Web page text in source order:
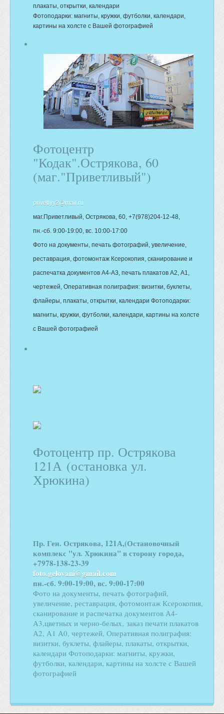
плакаты, открытки, календари
Фотоподарки: магниты, кружки, футболки, календари,
картины на холсте с Вашей фотографией
Фотоцентр
"Кодак".Острякова, 60
(маг."Приветливый")
privetlyy2@mail.ru
маг.Приветливый, Острякова, 60, +7(978)204-12-48,
пн.-сб. 9:00-19:00, вс. 10:00-17:00
Фото на документы, печать фотографий, увеличение,
реставрация, фотомонтаж Ксерокопия, сканирование и
распечатка документов А4-А3, печать плакатов А2, А1,
чертежей, Оперативная полиграфия: визитки, буклеты,
флайеры, плакаты, открытки, календари Фотоподарки:
магниты, кружки, футболки, календари, картины на холсте
с Вашей фотографией
Фотоцентр пр. Острякова
121А (остановка ул.
Хрюкина)
Пр. Ген. Острякова, 121А,(Остановочный
комплекс "ул. Хрюкина" в сторону города,
+7978-138-23-39
foto.gelovani@gmail.com
пн.-сб. 9:00-19:00, вс. 9:00-17:00
Фото на документы, печать фотографий,
увеличение, реставрация, фотомонтаж Ксерокопия,
сканирование и распечатка документов А4-
А3,цветных и черно-белых, заказ печати плакатов
А2, А1 А0, чертежей, Оперативная полиграфия:
визитки, буклеты, флайеры, плакаты, открытки,
календари Фотоподарки: магниты, кружки,
футболки, календари, картины на холсте с Вашей
фотографией